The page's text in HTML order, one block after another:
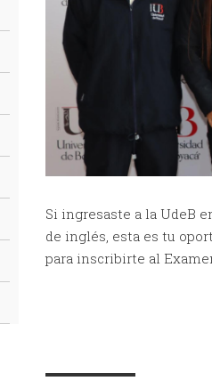
Si ingresaste a la UdeB
de inglés, esta es tu
para inscribirte al